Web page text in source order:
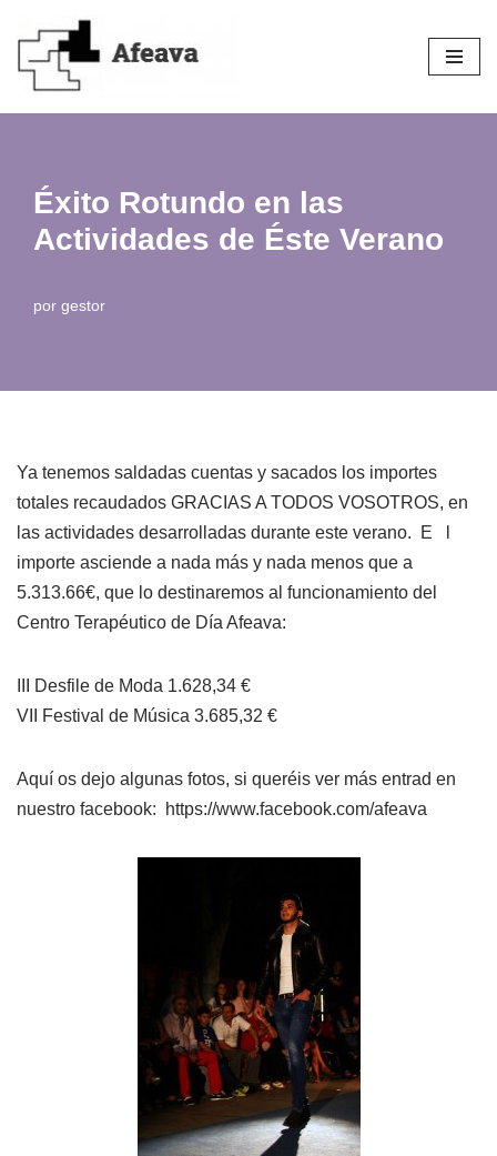
Saltar
Éxito Rotundo en las
Actividades de Éste Verano
por gestor
Ya tenemos saldadas cuentas y sacados los importes
totales recaudados GRACIAS A TODOS VOSOTROS, en
las actividades desarrolladas durante este verano. E l
importe asciende a nada más y nada menos que a
5.313.66€, que lo destinaremos al funcionamiento del
Centro Terapéutico de Día Afeava:
III Desfile de Moda 1.628,34 €
VII Festival de Música 3.685,32 €
Aquí os dejo algunas fotos, si queréis ver más entrad en
nuestro facebook: https://www.facebook.com/afeava